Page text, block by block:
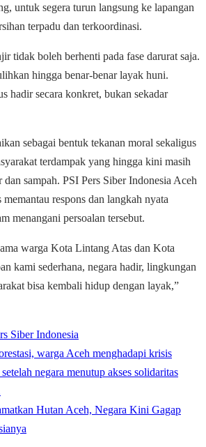
untuk segera turun langsung ke lapangan
terpadu dan terkoordinasi.
tidak boleh berhenti pada fase darurat saja.
hingga benar-benar layak huni.
hadir secara konkret, bukan sekadar
sebagai bentuk tekanan moral sekaligus
terdampak yang hingga kini masih
sampah. PSI Pers Siber Indonesia Aceh
memantau respons dan langkah nyata
menangani persoalan tersebut.
warga Kota Lintang Atas dan Kota
kami sederhana, negara hadir, lingkungan
bisa kembali hidup dengan layak,”
Siber Indonesia
Hutan Aceh, Negara Kini Gagap